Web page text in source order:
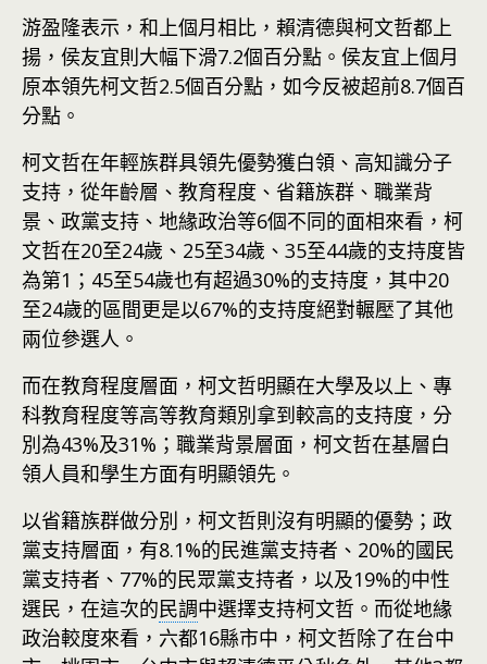
游盈隆表示，和上個月相比，賴清德與柯文哲都上
揚，侯友宜則大幅下滑7.2個百分點。侯友宜上個月
原本領先柯文哲2.5個百分點，如今反被超前8.7個百
分點。
柯文哲在年輕族群具領先優勢獲白領、高知識分子
支持，從年齡層、教育程度、省籍族群、職業背
景、政黨支持、地緣政治等6個不同的面相來看，柯
文哲在20至24歲、25至34歲、35至44歲的支持度皆
為第1；45至54歲也有超過30%的支持度，其中20
至24歲的區間更是以67%的支持度絕對輾壓了其他
兩位參選人。
而在教育程度層面，柯文哲明顯在大學及以上、專
科教育程度等高等教育類別拿到較高的支持度，分
別為43%及31%；職業背景層面，柯文哲在基層白
領人員和學生方面有明顯領先。
以省籍族群做分別，柯文哲則沒有明顯的優勢；政
黨支持層面，有8.1%的民進黨支持者、20%的國民
黨支持者、77%的民眾黨支持者，以及19%的中性
選民，在這次的民調中選擇支持柯文哲。而從地緣
政治較度來看，六都16縣市中，柯文哲除了在台中